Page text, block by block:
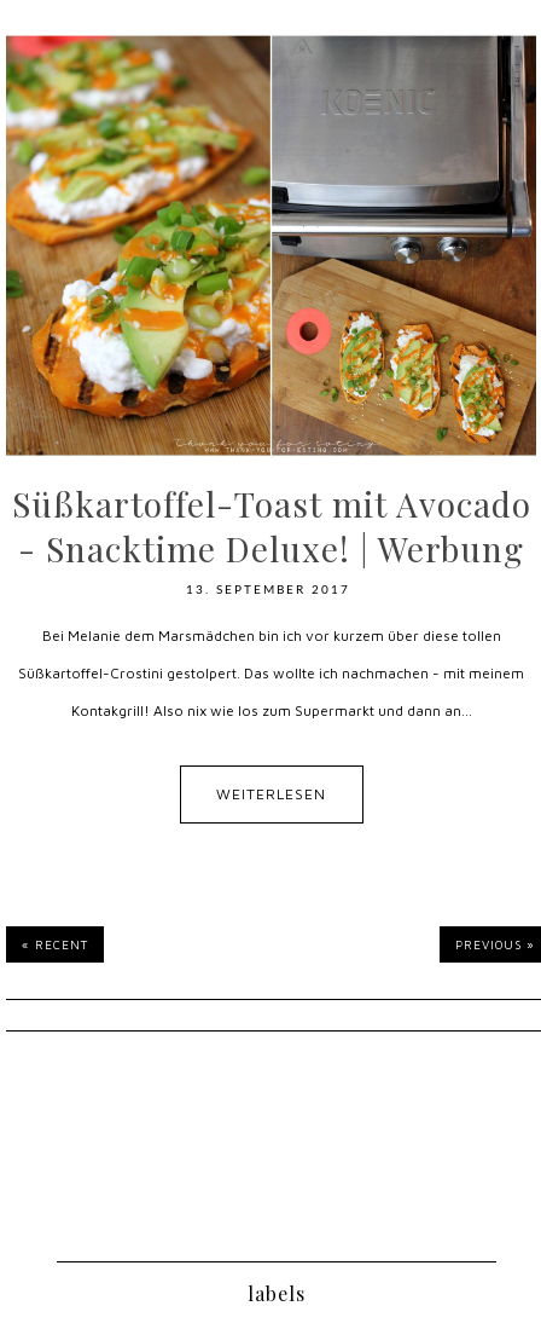
Süßkartoffel-Toast mit Avocado
- Snacktime Deluxe! | Werbung
13. SEPTEMBER 2017
Bei Melanie dem Marsmädchen bin ich vor kurzem über diese tollen
Süßkartoffel-Crostini gestolpert. Das wollte ich nachmachen - mit meinem
Kontakgrill! Also nix wie los zum Supermarkt und dann an...
WEITERLESEN
« RECENT PREVIOUS »
labels